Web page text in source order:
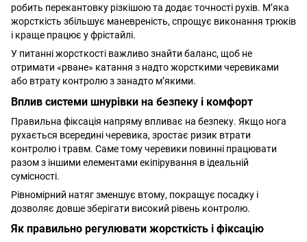
робить перекантовку різкішою та додає точності рухів. М’яка
жорсткість збільшує маневреність, спрощує виконання трюків
і краще працює у фрістайлі.
У питанні жорсткості важливо знайти баланс, щоб не
отримати «рване» катання з надто жорсткими черевиками
або втрату контролю з занадто м’якими.
Вплив системи шнурівки на безпеку і комфорт
Правильна фіксація напряму впливає на безпеку. Якщо нога
рухається всередині черевика, зростає ризик втрати
контролю і травм. Саме тому черевики повинні працювати
разом з іншими елементами екіпірування в ідеальній
сумісності.
Рівномірний натяг зменшує втому, покращує посадку і
дозволяє довше зберігати високий рівень контролю.
Як правильно регулювати жорсткість і фіксацію